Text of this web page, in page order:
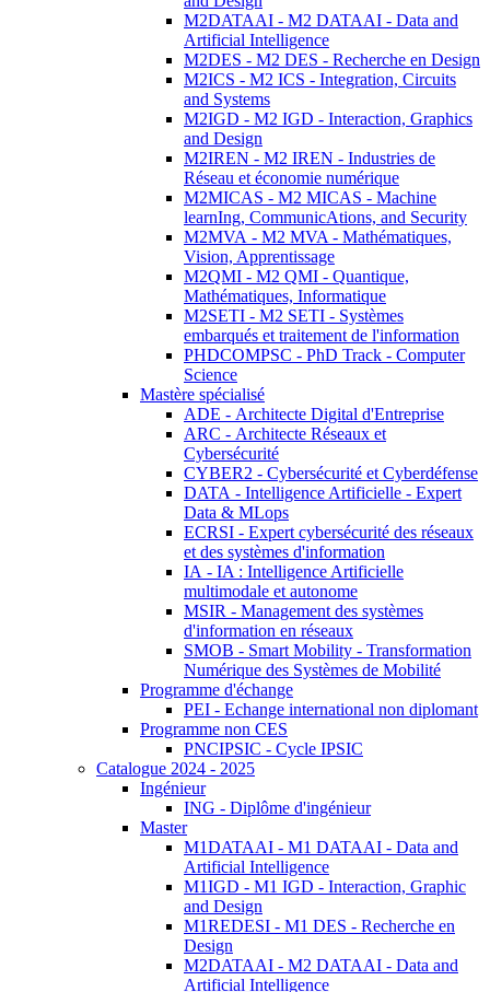
M2DATAAI - M2 DATAAI - Data and
Artificial Intelligence
M2DES - M2 DES - Recherche en Design
M2ICS - M2 ICS - Integration, Circuits
and Systems
M2IGD - M2 IGD - Interaction, Graphics
and Design
M2IREN - M2 IREN - Industries de
Réseau et économie numérique
M2MICAS - M2 MICAS - Machine
learnIng, CommunicAtions, and Security
M2MVA - M2 MVA - Mathématiques,
Vision, Apprentissage
M2QMI - M2 QMI - Quantique,
Mathématiques, Informatique
M2SETI - M2 SETI - Systèmes
embarqués et traitement de l'information
PHDCOMPSC - PhD Track - Computer
Science
Mastère spécialisé
ADE - Architecte Digital d'Entreprise
ARC - Architecte Réseaux et
Cybersécurité
CYBER2 - Cybersécurité et Cyberdéfense
DATA - Intelligence Artificielle - Expert
Data & MLops
ECRSI - Expert cybersécurité des réseaux
et des systèmes d'information
IA - IA : Intelligence Artificielle
multimodale et autonome
MSIR - Management des systèmes
d'information en réseaux
SMOB - Smart Mobility - Transformation
Numérique des Systèmes de Mobilité
Programme d'échange
PEI - Echange international non diplomant
Programme non CES
PNCIPSIC - Cycle IPSIC
Catalogue 2024 - 2025
Ingénieur
ING - Diplôme d'ingénieur
Master
M1DATAAI - M1 DATAAI - Data and
Artificial Intelligence
M1IGD - M1 IGD - Interaction, Graphic
and Design
M1REDESI - M1 DES - Recherche en
Design
M2DATAAI - M2 DATAAI - Data and
Artificial Intelligence